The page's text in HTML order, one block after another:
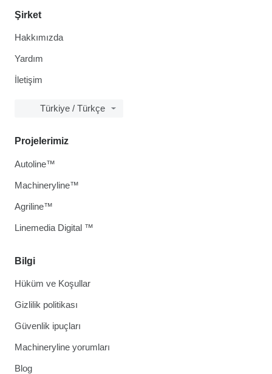
Şirket
Hakkımızda
Yardım
İletişim
Türkiye / Türkçe
Bilgi
Hüküm ve Koşullar
Gizlilik politikası
Güvenlik ipuçları
Machineryline yorumları
Blog
Projelerimiz
Autoline™
Machineryline™
Agriline™
Linemedia Digital ™